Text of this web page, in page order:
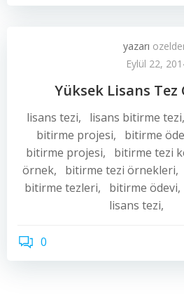
yazarı
Eylül 22,
Yüksek Lisans Tez
lisans tezi, lisans bitirme
bitirme projesi, bitirme
bitirme projesi, bitirme tezi
örnek, bitirme tezi örnekleri,
bitirme tezleri, bitirme
lisans
0